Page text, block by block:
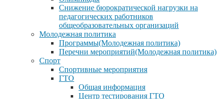
Снижение бюрократической нагрузки на
педагогических работников
общеобразовательных организаций
Молодежная политика
Программы(Молодежная политика)
Перечни мероприятий(Молодежная политика)
Спорт
Спортивные мероприятия
ГТО
Общая информация
Центр тестирования ГТО